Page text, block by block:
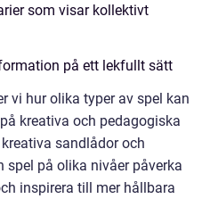
som visar kollektivt
på ett lekfullt sätt
vi hur olika typer av spel kan
kreativa och pedagogiska
sandlådor och
spel på olika nivåer påverka
inspirera till mer hållbara